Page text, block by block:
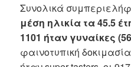
Συνολικά
μέση ηλικία τα 45.5
1101 ήταν γυναίκες
φαινοτυπική